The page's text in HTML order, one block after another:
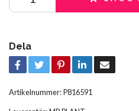
Dela
Artikelnummer:P816591